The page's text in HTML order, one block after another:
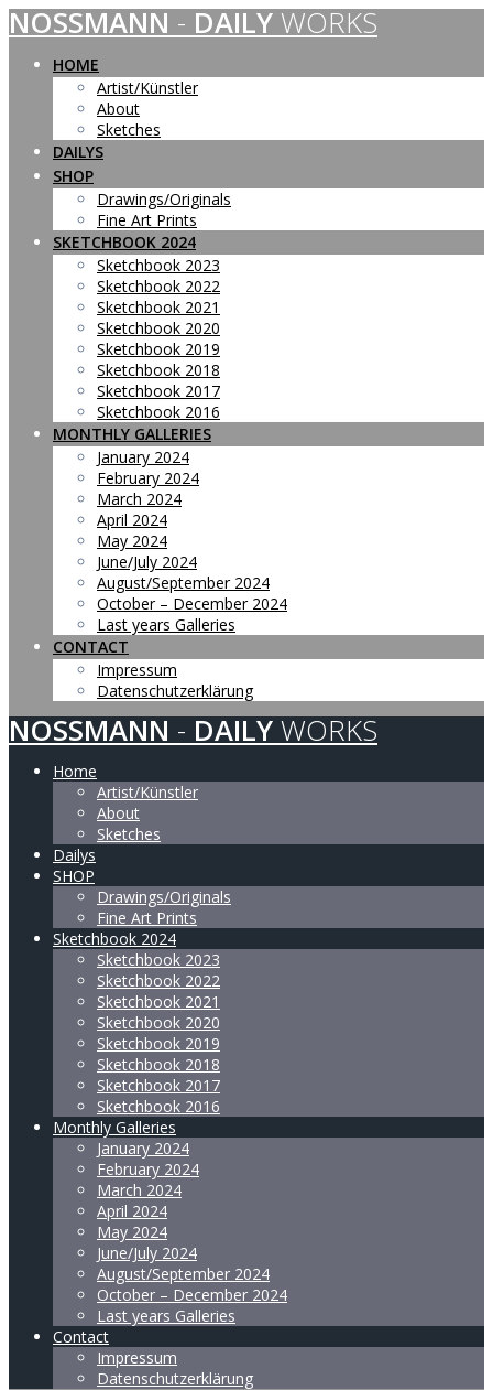
Skip
to
content
NOSSMANN - DAILY WORKS
HOME
Artist/Künstler
About
Sketches
DAILYS
SHOP
Drawings/Originals
Fine Art Prints
SKETCHBOOK 2024
Sketchbook 2023
Sketchbook 2022
Sketchbook 2021
Sketchbook 2020
Sketchbook 2019
Sketchbook 2018
Sketchbook 2017
Sketchbook 2016
MONTHLY GALLERIES
January 2024
February 2024
March 2024
April 2024
May 2024
June/July 2024
August/September 2024
October – December 2024
Last years Galleries
CONTACT
Impressum
Datenschutzerklärung
NOSSMANN - DAILY WORKS
Home
Artist/Künstler
About
Sketches
Dailys
SHOP
Drawings/Originals
Fine Art Prints
Sketchbook 2024
Sketchbook 2023
Sketchbook 2022
Sketchbook 2021
Sketchbook 2020
Sketchbook 2019
Sketchbook 2018
Sketchbook 2017
Sketchbook 2016
Monthly Galleries
January 2024
February 2024
March 2024
April 2024
May 2024
June/July 2024
August/September 2024
October – December 2024
Last years Galleries
Contact
Impressum
Datenschutzerklärung